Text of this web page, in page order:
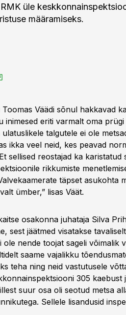
üle
määramiseks.
Väädi sõnul hakkavad
eriti varmalt oma prügi
talgutele ei ole
ikka veel neid, kes peavad
sellised reostajad ka karistatud
rikkumiste
täpset asukohta
ümber,” lisas Väät.
osakonna juhataja Silva
sest jäätmed visatakse
nende toojat sageli võimalik
saame vajalikku
teha ning neid vastutusele
305 kaebust
suur osa oli seotud metsa
Sellele lisandusid